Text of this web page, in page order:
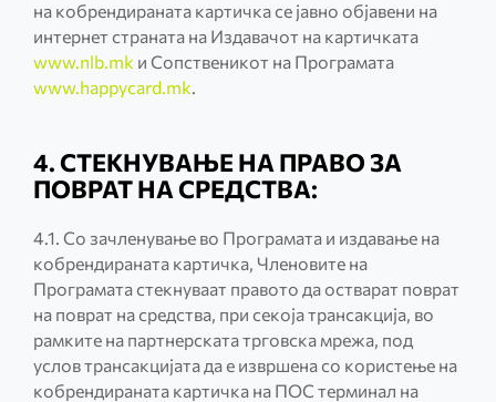
на кобрендираната картичка се јавно објавени на
интернет страната на Издавачот на картичката
www.nlb.mk и Сопственикот на Програмата
www.happycard.mk.
4. СТЕКНУВАЊЕ НА ПРАВО ЗА
ПОВРАТ НА СРЕДСТВА:
4.1. Со зачленување во Програмата и издавање на
кобрендираната картичка, Членовите на
Програмата стекнуваат правото да остварат поврат
на поврат на средства, при секоја трансакција, во
рамките на партнерската трговска мрежа, под
услов трансакцијата да е извршена со користење на
кобрендираната картичка на ПОС терминал на